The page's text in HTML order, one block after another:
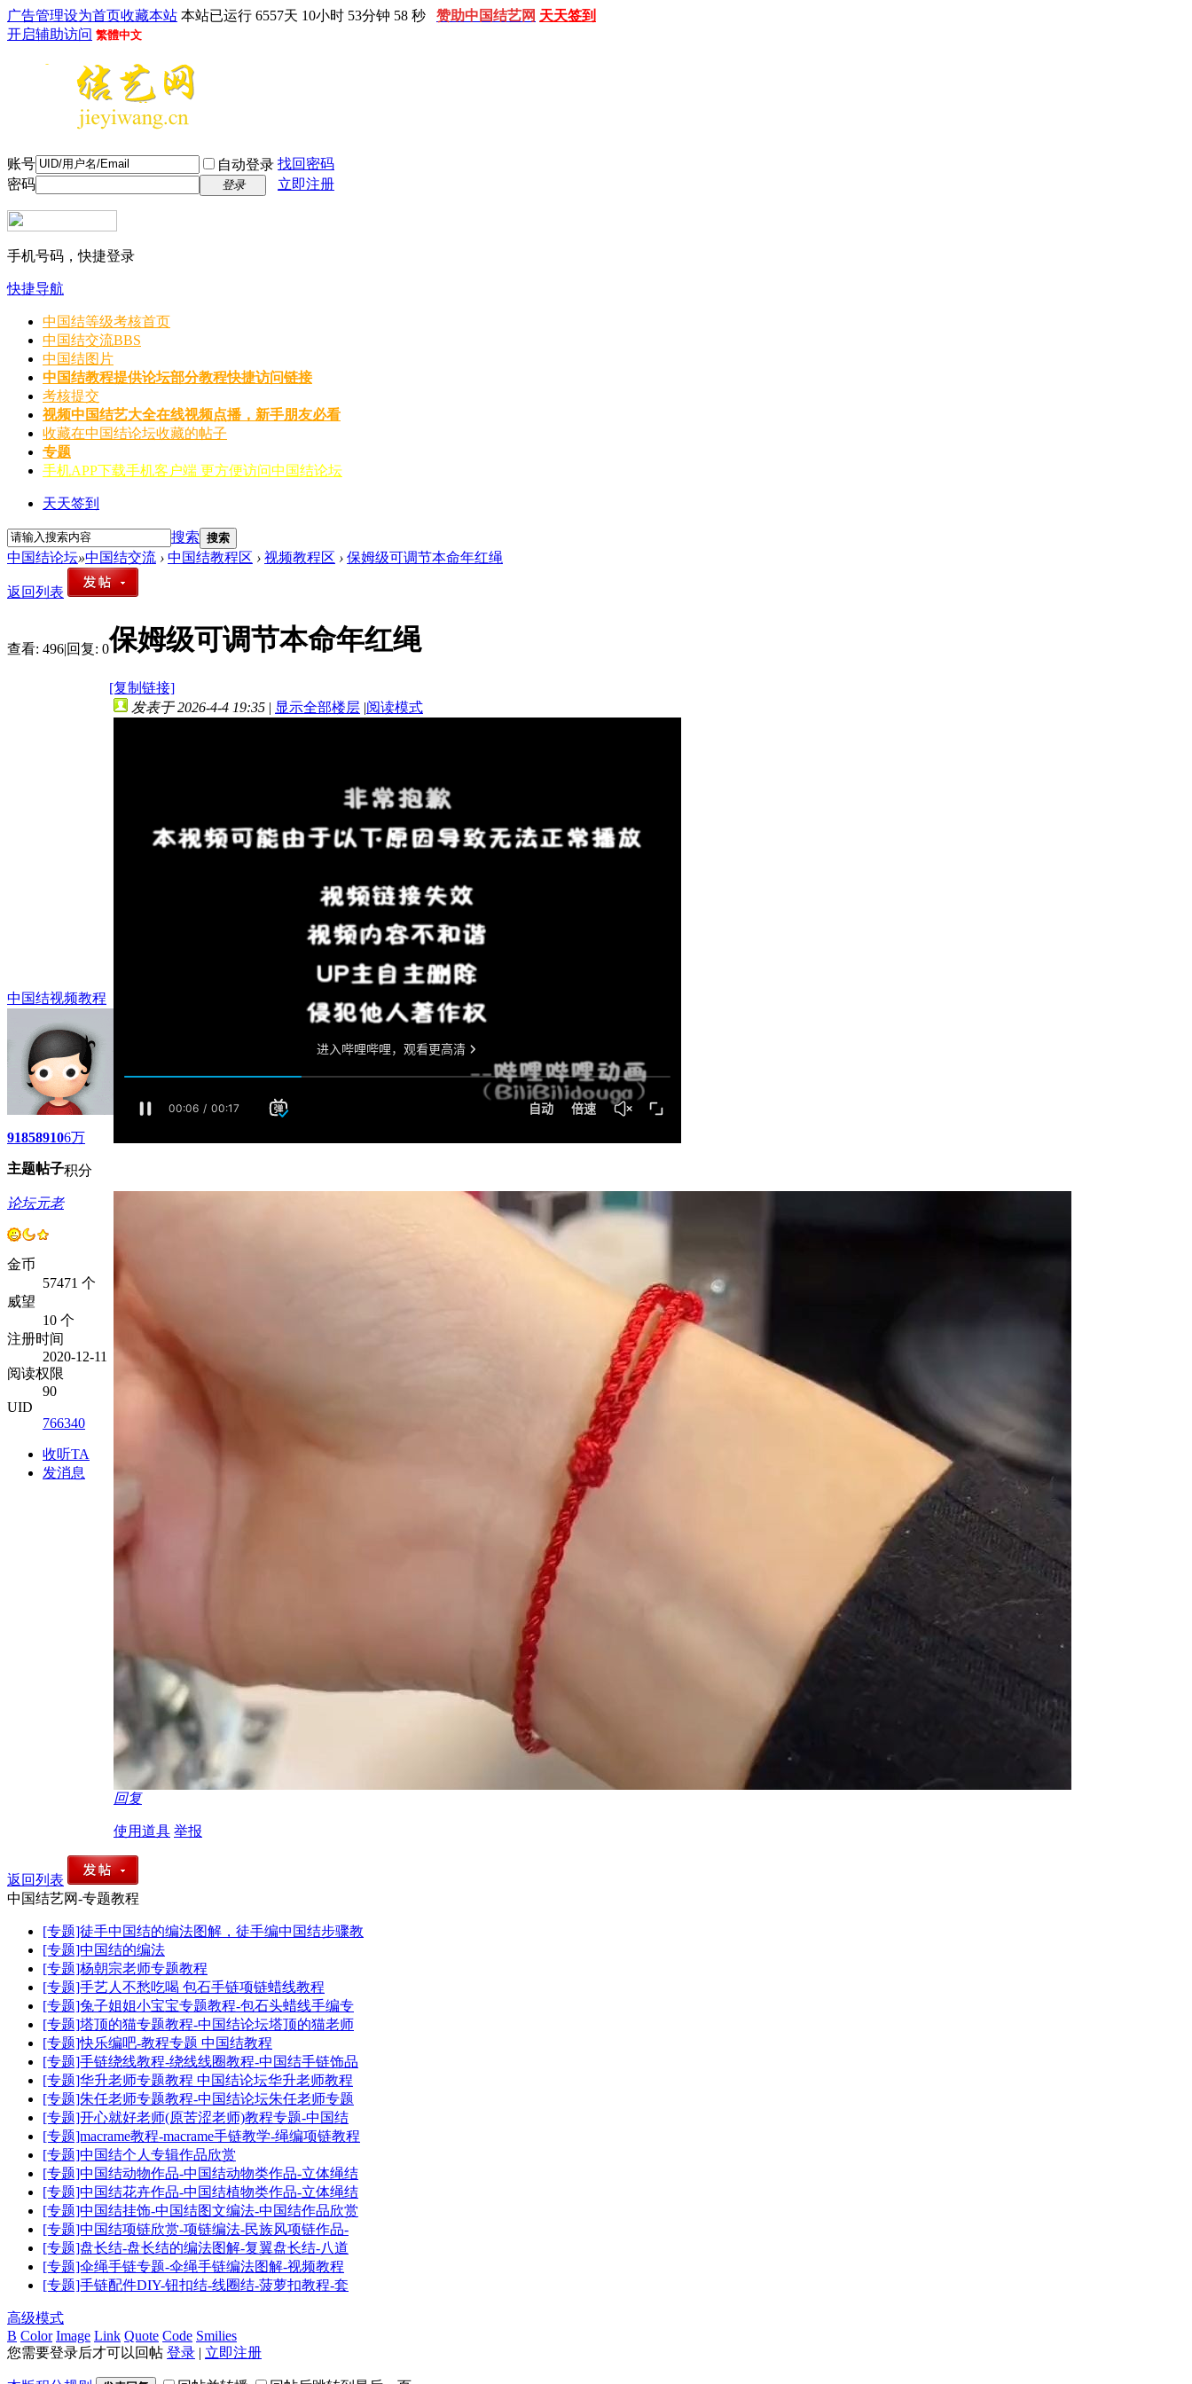
广告管理设为首页收藏本站 本站已运行 6557天 10小时 53分钟 59 秒 赞助中国结艺网 天天签到
开启辅助访问 繁體中文
账号 自动登录 找回密码
密码
登录 立即注册
手机号码，快捷登录
快捷导航
中国结等级考核首页
中国结交流BBS
中国结图片
中国结教程提供论坛部分教程快捷访问链接
考核提交
视频中国结艺大全在线视频点播，新手朋友必看
收藏在中国结论坛收藏的帖子
专题
手机APP下载手机客户端 更方便访问中国结论坛
天天签到
搜索 搜索
中国结论坛»中国结交流 › 中国结教程区 › 视频教程区 › 保姆级可调节本命年红绳
返回列表
查看: 496|回复: 0保姆级可调节本命年红绳
[复制链接]
中国结视频教程
9185
主题
8910
帖子
6万
积分
论坛元老
金币
57471 个
威望
10 个
注册时间
2020-12-11
阅读权限
90
UID
766340
收听TA
发消息
发表于 2026-4-4 19:35 | 显示全部楼层 |阅读模式
回复
使用道具 举报
返回列表
中国结艺网-专题教程
[专题]徒手中国结的编法图解，徒手编中国结步骤教
[专题]中国结的编法
[专题]杨朝宗老师专题教程
[专题]手艺人不愁吃喝 包石手链项链蜡线教程
[专题]兔子姐姐小宝宝专题教程-包石头蜡线手编专
[专题]塔顶的猫专题教程-中国结论坛塔顶的猫老师
[专题]快乐编吧-教程专题 中国结教程
[专题]手链绕线教程-绕线线圈教程-中国结手链饰品
[专题]华升老师专题教程 中国结论坛华升老师教程
[专题]朱任老师专题教程-中国结论坛朱任老师专题
[专题]开心就好老师(原苦涩老师)教程专题-中国结
[专题]macrame教程-macrame手链教学-绳编项链教程
[专题]中国结个人专辑作品欣赏
[专题]中国结动物作品-中国结动物类作品-立体绳结
[专题]中国结花卉作品-中国结植物类作品-立体绳结
[专题]中国结挂饰-中国结图文编法-中国结作品欣赏
[专题]中国结项链欣赏-项链编法-民族风项链作品-
[专题]盘长结-盘长结的编法图解-复翼盘长结-八道
[专题]伞绳手链专题-伞绳手链编法图解-视频教程
[专题]手链配件DIY-钮扣结-线圈结-菠萝扣教程-套
高级模式
B Color Image Link Quote Code Smilies
您需要登录后才可以回帖 登录 | 立即注册